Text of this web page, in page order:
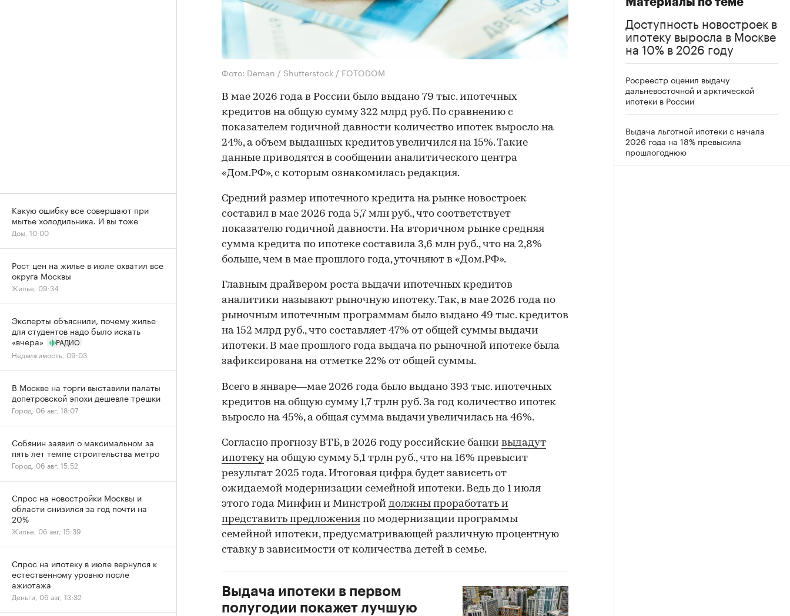
Фото: Deman / Shutterstock / FOTODOM
В мае 2026 года в России было выдано 79 тыс. ипотечных
кредитов на общую сумму 322 млрд руб. По сравнению с
показателем годичной давности количество ипотек выросло на
24%, а объем выданных кредитов увеличился на 15%. Такие
данные приводятся в сообщении аналитического центра
«Дом.РФ», с которым ознакомилась редакция.
Средний размер ипотечного кредита на рынке новостроек
составил в мае 2026 года 5,7 млн руб., что соответствует
показателю годичной давности. На вторичном рынке средняя
сумма кредита по ипотеке составила 3,6 млн руб., что на 2,8%
больше, чем в мае прошлого года, уточняют в «Дом.РФ».
Главным драйвером роста выдачи ипотечных кредитов
аналитики называют рыночную ипотеку. Так, в мае 2026 года по
рыночным ипотечным программам было выдано 49 тыс. кредитов
на 152 млрд руб., что составляет 47% от общей суммы выдачи
ипотеки. В мае прошлого года выдача по рыночной ипотеке была
зафиксирована на отметке 22% от общей суммы.
Всего в январе—мае 2026 года было выдано 393 тыс. ипотечных
кредитов на общую сумму 1,7 трлн руб. За год количество ипотек
выросло на 45%, а общая сумма выдачи увеличилась на 46%.
Согласно прогнозу ВТБ, в 2026 году российские банки выдадут
ипотекуна общую сумму 5,1 трлн руб., что на 16% превысит
результат 2025 года. Итоговая цифра будет зависеть от
ожидаемой модернизации семейной ипотеки. Ведь до 1 июля
этого года Минфин и Минстрой должны проработать и
представить предложения по модернизации программы
семейной ипотеки, предусматривающей различную процентную
ставку в зависимости от количества детей в семье.
Выдача ипотеки в первом
полугодии покажет лучшую
Доступность новостроек в
ипотеку выросла в Москве
на 10% в 2026 году
Росреестр оценил выдачу
дальневосточной и арктической
ипотеки в России
Выдача льготной ипотеки с начала
2026 года на 18% превысила
прошлогоднюю
Какую ошибку все совершают при
мытье холодильника. И вы тоже
Дом, 10:00
Рост цен на жилье в июле охватил все
округа Москвы
Жилье, 09:34
Эксперты объяснили, почему жилье
для студентов надо было искать
«вчера»
РАДИО
Недвижимость, 09:03
В Москве на торги выставили палаты
допетровской эпохи дешевле трешки
Город, 06 авг, 18:07
Собянин заявил о максимальном за
пять лет темпе строительства метро
Город, 06 авг, 15:52
Спрос на новостройки Москвы и
области снизился за год почти на
20%
Жилье, 06 авг, 15:39
Спрос на ипотеку в июле вернулся к
естественному уровню после
ажиотажа
Деньги, 06 авг, 13:32